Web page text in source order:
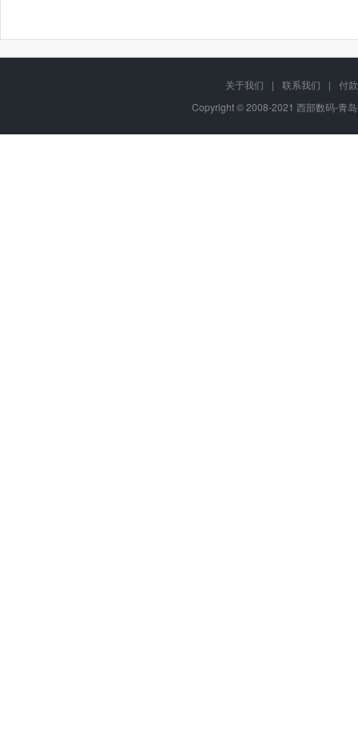
关于我们 | 联系我们 |
付
Copyright © 2008-2021 西部数码-青